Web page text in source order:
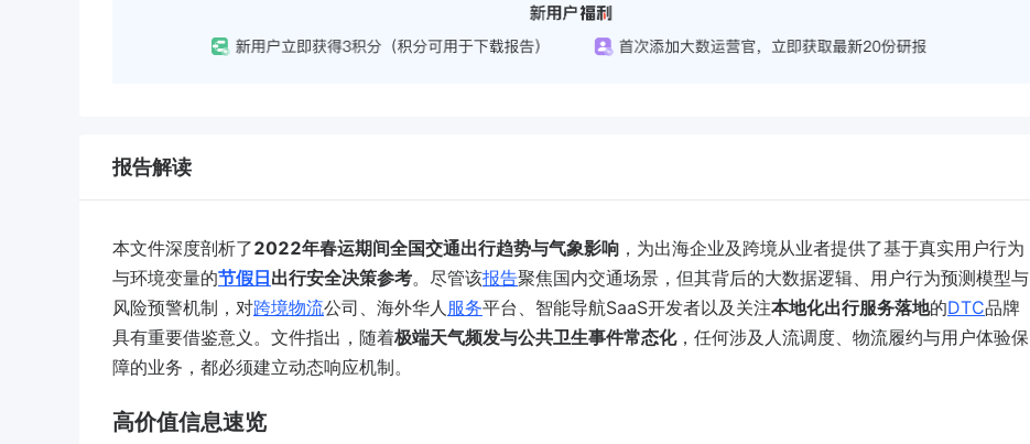
报告解读
本文件深度剖析了2022年春运期间全国交通出行趋势与气象影响 ，为出海企业及跨境从业者提供了基于真实用户行为
与环境变量的节假日出行安全决策参考。尽管该报告聚焦国内交通场景，但其背后的大数据逻辑、用户行为预测模型与
风险预警机制，对跨境物流公司、海外华人服务平台、智能导航SaaS开发者以及关注本地化出行服务落地的DTC品牌
具有重要借鉴意义。文件指出，随着极端天气频发与公共卫生事件常态化，任何涉及人流调度、物流履约与用户体验保
障的业务，都必须建立动态响应机制。
高价值信息速览